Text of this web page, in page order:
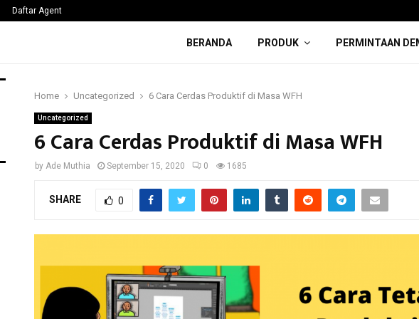
Daftar Agent
BERANDA PRODUK PERMINTAAN
Home Uncategorized 6 Cara Cerdas Produktif di Masa WFH
Uncategorized
6 Cara Cerdas Produktif di Masa WFH
by Ade Muthia September 15, 2020 0 1685
SHARE 0